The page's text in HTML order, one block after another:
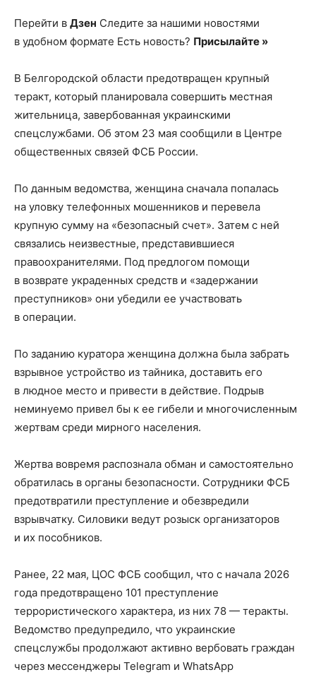
Перейти в Дзен Следите за нашими новостями
в удобном формате Есть новость? Присылайте »
В Белгородской области предотвращен крупный
теракт, который планировала совершить местная
жительница, завербованная украинскими
спецслужбами. Об этом 23 мая сообщили в Центре
общественных связей ФСБ России.
По данным ведомства, женщина сначала попалась
на уловку телефонных мошенников и перевела
крупную сумму на «безопасный счет». Затем с ней
связались неизвестные, представившиеся
правоохранителями. Под предлогом помощи
в возврате украденных средств и «задержании
преступников» они убедили ее участвовать
в операции.
По заданию куратора женщина должна была забрать
взрывное устройство из тайника, доставить его
в людное место и привести в действие. Подрыв
неминуемо привел бы к ее гибели и многочисленным
жертвам среди мирного населения.
Жертва вовремя распознала обман и самостоятельно
обратилась в органы безопасности. Сотрудники ФСБ
предотвратили преступление и обезвредили
взрывчатку. Силовики ведут розыск организаторов
и их пособников.
Ранее, 22 мая, ЦОС ФСБ сообщил, что с начала 2026
года предотвращено 101 преступление
террористического характера, из них 78 — теракты.
Ведомство предупредило, что украинские
спецслужбы продолжают активно вербовать граждан
через мессенджеры Telegram и WhatsApp